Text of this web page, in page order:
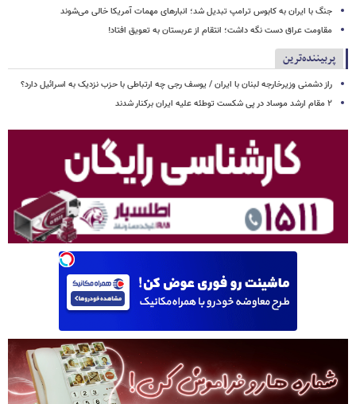
جنگ با ایران به کابوس ترامپ تبدیل شد؛ انبارهای مهمات آمریکا خالی می‌شوند
مقاومت عراق دست نگه داشت؛ انتقام از عربستان به تعویق افتاد!
پربیننده‌ترین
راز دشمنی وزیرخارجه لبنان با ایران / یوسف رجی چه ارتباطی با حزب نزدیک به اسرائیل دارد؟
۲ مقام‌ ارشد موساد در پی شکست توطئه علیه ایران برکنار شدند